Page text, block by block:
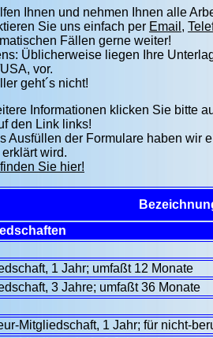
Ihnen und nehmen Ihnen alle
Sie uns einfach per Email ,
Fällen gerne weiter!
Üblicherweise liegen Ihre
vor.
geht´s nicht!
Informationen klicken Sie bitte
den Link links!
Ausfüllen der Formulare haben wir
wird.
Sie hier!
1 Jahr; umfaßt 12 Monate
3 Jahre; umfaßt 36 Monate
Mitgliedschaft, 1 Jahr; für nicht-